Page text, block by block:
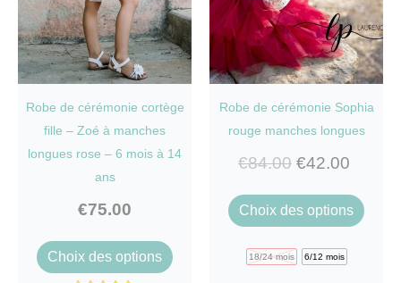
Robe de cérémonie cortège
fille – Zoé à manches
longues rose – 6 mois à 14
ans
€75.00
Choix des options
Robe de cérémonie Sophia
rouge manches longues
€84.00 €42.00
Choix des options
18/24 mois 6/12 mois